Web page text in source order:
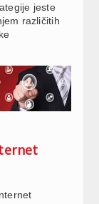
jeste
različitih